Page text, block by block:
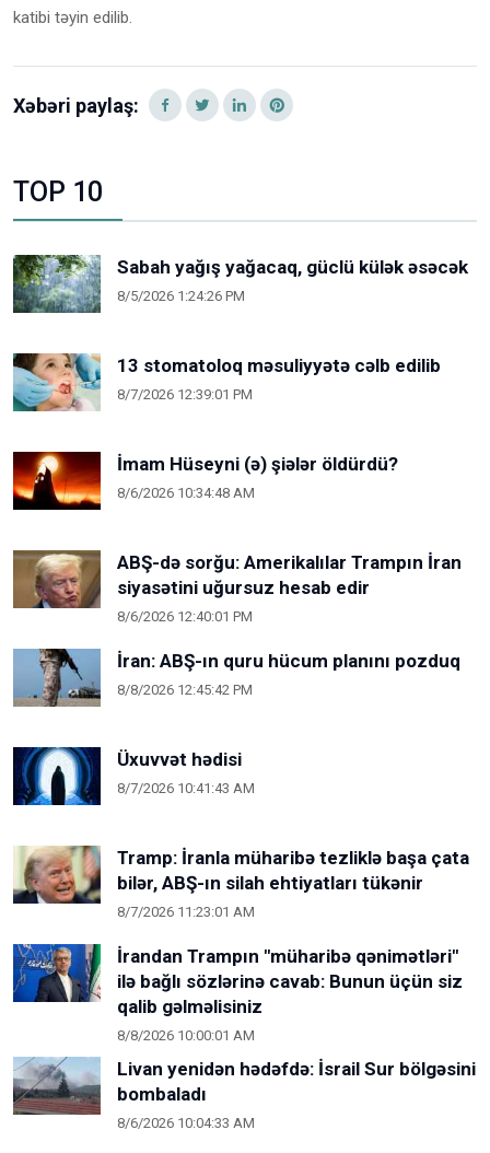
katibi təyin edilib.
Xəbəri paylaş:
TOP 10
Sabah yağış yağacaq, güclü külək əsəcək
8/5/2026 1:24:26 PM
13 stomatoloq məsuliyyətə cəlb edilib
8/7/2026 12:39:01 PM
İmam Hüseyni (ə) şiələr öldürdü?
8/6/2026 10:34:48 AM
ABŞ-də sorğu: Amerikalılar Trampın İran
siyasətini uğursuz hesab edir
8/6/2026 12:40:01 PM
İran: ABŞ-ın quru hücum planını pozduq
8/8/2026 12:45:42 PM
Üxuvvət hədisi
8/7/2026 10:41:43 AM
Tramp: İranla müharibə tezliklə başa çata
bilər, ABŞ-ın silah ehtiyatları tükənir
8/7/2026 11:23:01 AM
İrandan Trampın "müharibə qənimətləri"
ilə bağlı sözlərinə cavab: Bunun üçün siz
qalib gəlməlisiniz
8/8/2026 10:00:01 AM
Livan yenidən hədəfdə: İsrail Sur bölgəsini
bombaladı
8/6/2026 10:04:33 AM